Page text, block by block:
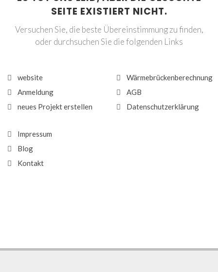
SEITE EXISTIERT NICHT.
Versuchen Sie, die beste Übereinstimmung zu finden,
oder durchsuchen Sie die folgenden Links
website
Anmeldung
neues Projekt erstellen
Wärmebrückenberechnung
AGB
Datenschutzerklärung
Impressum
Blog
Kontakt